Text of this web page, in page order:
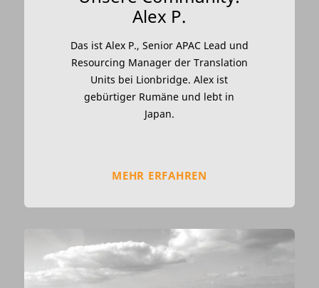
Alex P.
Das ist Alex P., Senior APAC Lead und
Resourcing Manager der Translation
Units bei Lionbridge. Alex ist
gebürtiger Rumäne und lebt in
Japan.
MEHR ERFAHREN